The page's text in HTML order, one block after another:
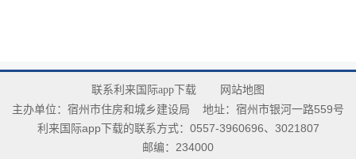
联系利来国际app下载 网站地图
主办单位：宿州市住房和城乡建设局
地址：宿州市银河一路559号
利来国际app下载的联系方式：0557-3960696、3021807
邮编：234000